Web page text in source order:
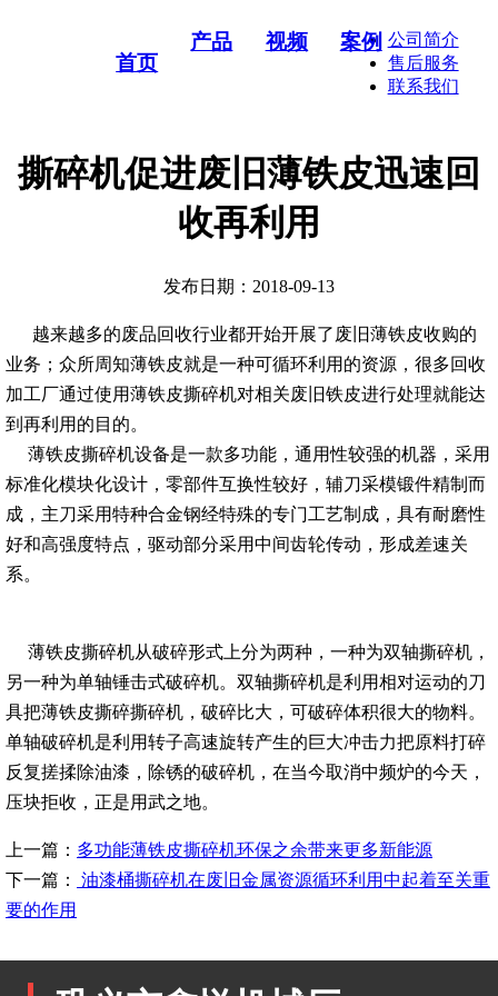
首页
产品 视频 案例 公司简介
售后服务
联系我们
撕碎机促进废旧薄铁皮迅速回
收再利用
发布日期：2018-09-13
越来越多的废品回收行业都开始开展了废旧薄铁皮收购的
业务；众所周知薄铁皮就是一种可循环利用的资源，很多回收
加工厂通过使用薄铁皮撕碎机对相关废旧铁皮进行处理就能达
到再利用的目的。
薄铁皮撕碎机设备是一款多功能，通用性较强的机器，采用
标准化模块化设计，零部件互换性较好，辅刀采模锻件精制而
成，主刀采用特种合金钢经特殊的专门工艺制成，具有耐磨性
好和高强度特点，驱动部分采用中间齿轮传动，形成差速关
系。
薄铁皮撕碎机从破碎形式上分为两种，一种为双轴撕碎机，
另一种为单轴锤击式破碎机。双轴撕碎机是利用相对运动的刀
具把薄铁皮撕碎撕碎机，破碎比大，可破碎体积很大的物料。
单轴破碎机是利用转子高速旋转产生的巨大冲击力把原料打碎
反复搓揉除油漆，除锈的破碎机，在当今取消中频炉的今天，
压块拒收，正是用武之地。
上一篇： 多功能薄铁皮撕碎机环保之余带来更多新能源
下一篇：
油漆桶撕碎机在废旧金属资源循环利用中起着至关重
要的作用